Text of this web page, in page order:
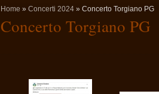
Home » Concerti 2024 » Concerto Torgiano PG
Concerto Torgiano PG